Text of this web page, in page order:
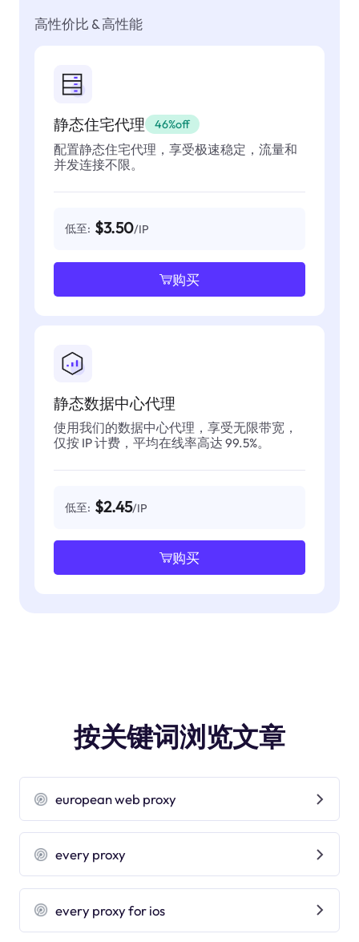
高性价比 & 高性能
静态住宅代理 46%off
配置静态住宅代理，享受极速稳定，流量和
并发连接不限。
低至: $3.50/IP
购买
静态数据中心代理
使用我们的数据中心代理，享受无限带宽，
仅按 IP 计费，平均在线率高达 99.5%。
低至: $2.45/IP
购买
按关键词浏览文章
european web proxy
every proxy
every proxy for ios